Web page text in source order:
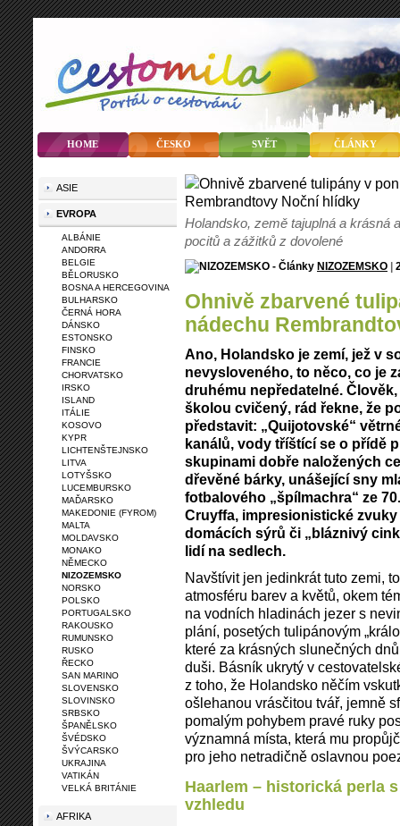
HOME ČESKO SVĚT ČLÁNKY
Holandsko, země tajuplná a krásná
pocitů a zážitků z dovolené
NIZOZEMSKO |
Ohnivě zbarvené tulipány v ponurém
nádechu
Ano, Holandsko je zemí, jež v
nevysloveného, to něco, co je
druhému nepředatelné.
školou cvičený, rád řekne, že
představit: „Quijotovské“
kanálů, vody tříštící se o přídě
skupinami dobře naložených
dřevěné bárky, unášející sny
fotbalového „špílmachra“ ze
Cruyffa, impresionistické
domácích sýrů či „bláznivý
lidí na sedlech.
Navštívit jen jedinkrát tuto zemi,
atmosféru barev a květů, okem
na vodních hladinách jezer s
plání, posetých tulipánovým
které za krásných slunečných
duši. Básník ukrytý v
z toho, že Holandsko něčím
ošlehanou vrásčitou tvář, jemně
pomalým pohybem pravé ruky
významná místa, která mu
pro jeho netradičně oslavnou
Haarlem – historická perla
vzhledu
ASIE
EVROPA
ALBÁNIE
ANDORRA
BELGIE
BĚLORUSKO
BOSNA A HERCEGOVINA
BULHARSKO
ČERNÁ HORA
DÁNSKO
ESTONSKO
FINSKO
FRANCIE
CHORVATSKO
IRSKO
ISLAND
ITÁLIE
KOSOVO
KYPR
LICHTENŠTEJNSKO
LITVA
LOTYŠSKO
LUCEMBURSKO
MAĎARSKO
MAKEDONIE (FYROM)
MALTA
MOLDAVSKO
MONAKO
NĚMECKO
NIZOZEMSKO
NORSKO
POLSKO
PORTUGALSKO
RAKOUSKO
RUMUNSKO
RUSKO
ŘECKO
SAN MARINO
SLOVENSKO
SLOVINSKO
SRBSKO
ŠPANĚLSKO
ŠVÉDSKO
ŠVÝCARSKO
UKRAJINA
VATIKÁN
VELKÁ BRITÁNIE
AFRIKA